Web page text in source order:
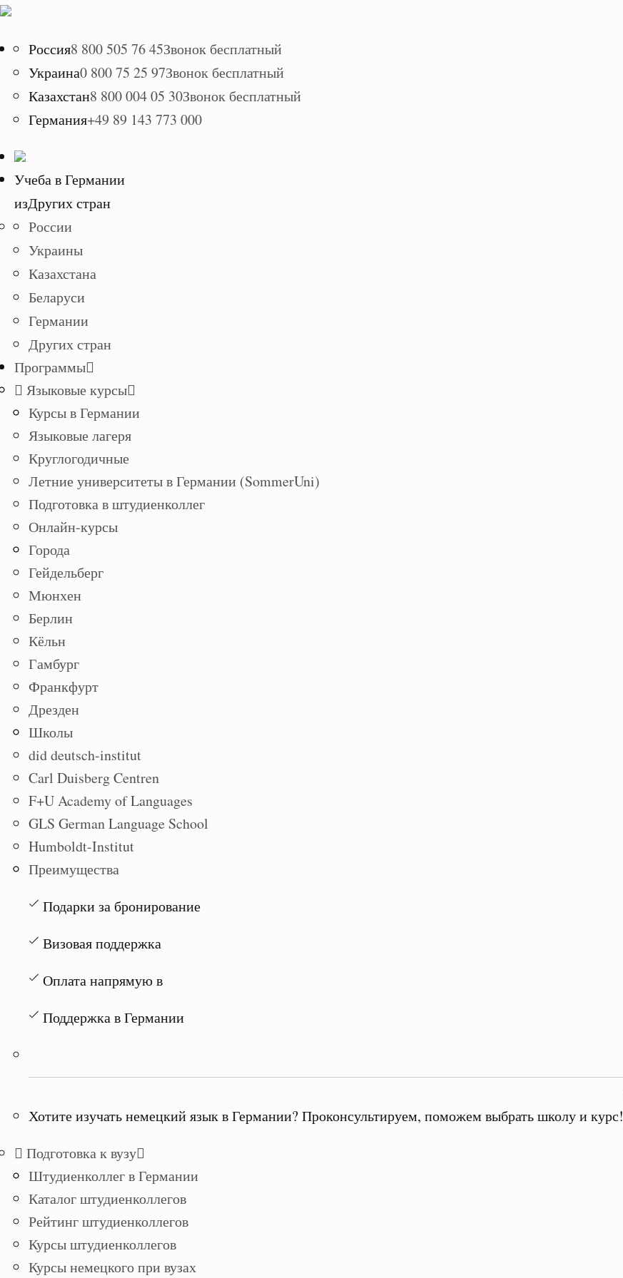
Россия8 800 505 76 45Звонок бесплатный
Украина0 800 75 25 97Звонок бесплатный
Казахстан8 800 004 05 30Звонок бесплатный
Германия+49 89 143 773 000
Учеба в Германии
изДругих стран
России
Украины
Казахстана
Беларуси
Германии
Других стран
Программы
Языковые курсы
Курсы в Германии
Языковые лагеря
Круглогодичные
Летние университеты в Германии (SommerUni)
Подготовка в штудиенколлег
Онлайн-курсы
Города
Гейдельберг
Мюнхен
Берлин
Кёльн
Гамбург
Франкфурт
Дрезден
Школы
did deutsch-institut
Carl Duisberg Centren
F+U Academy of Languages
GLS German Language School
Humboldt-Institut
Преимущества
Подарки за бронирование
Визовая поддержка
Оплата напрямую в
Поддержка в Германии
Хотите изучать немецкий язык в Германии? Проконсультируем, поможем выбрать школу и курс!
Подготовка к вузу
Штудиенколлег в Германии
Каталог штудиенколлегов
Рейтинг штудиенколлегов
Курсы штудиенколлегов
Курсы немецкого при вузах